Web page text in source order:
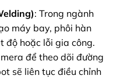
: Trong ngành
máy bay, phôi hàn
độ hoặc lỗi gia công.
để theo dõi đường
sẽ liên tục điều chỉnh